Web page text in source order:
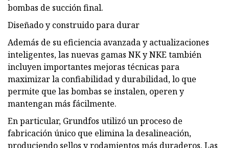
bombas de succión final.
Diseñado y construido para durar
Además de su eficiencia avanzada y actualizaciones
inteligentes, las nuevas gamas NK y NKE también
incluyen importantes mejoras técnicas para
maximizar la confiabilidad y durabilidad, lo que
permite que las bombas se instalen, operen y
mantengan más fácilmente.
En particular, Grundfos utilizó un proceso de
fabricación único que elimina la desalineación,
produciendo sellos y rodamientos más duraderos. Las